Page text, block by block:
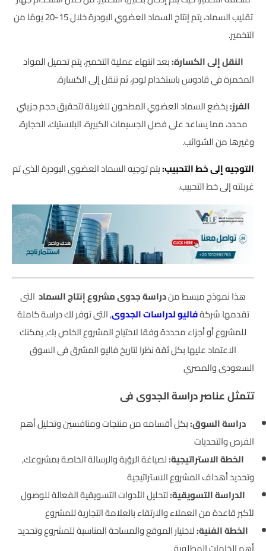
تقليب السماد، يتم إنتاج السماد العضوي البودرة خلال 15-20 يومًا من
التخمير.
النقل إلى الكسارة:بعد انتهاء عملية التخمير، يتم تحميل المواد
المخمرة في قادوس باستخدام لودر، ثم تنقل إلى الكسارة.
الفرز:يخضع السماد العضوي المطحون للغربلة لتحقيق حجم جزيئي
محدد، مما يساعد على فصل الجسيمات الكبيرة، البلاستيك، الحجارة،
وغيرها من الشوائب.
التوجيه إلى خط التحبيب:يتم توجيه السماد العضوي البودرة الذي تم
غربلته إلى خط التحبيب.
هذا نموذج مبسط مندراسة جدوى مشروع إنتاج السماد التى
تقدمها شركةفاليو لدراسات الجدوى, التى توفر لك دراسة كاملة
للمشروع أو أجزاء محددة وفقا لاحتياج المشروع الخاص بك, يمكنك
الاعتماد عليها بكل ثقة نظرا لتاريخ فاليو المشرق فى السوق
السعودى والمصري
تتمثل عناصر دراسة الجدوى فى
دراسة السوق:بكل أقسامه من منتجات ومنافسين وتحليل أهم
الفرص والتحديات
الخطة الاستراتيجية:لصياغة الرؤية والرسالة الخاصة بمشروعك,
وتحديد أهداف المشروع الاستراتيجية
الدراسة التسويقية:لتحليل الأدوات التسويقية الفعالة للوصول
لأكبر قاعدة من العملاء والارتقاء بالعلامة التجارية للمشروع
الخطة الفنية:لاختيار الموقع والمساحة المناسبة للمشروع وتحديد